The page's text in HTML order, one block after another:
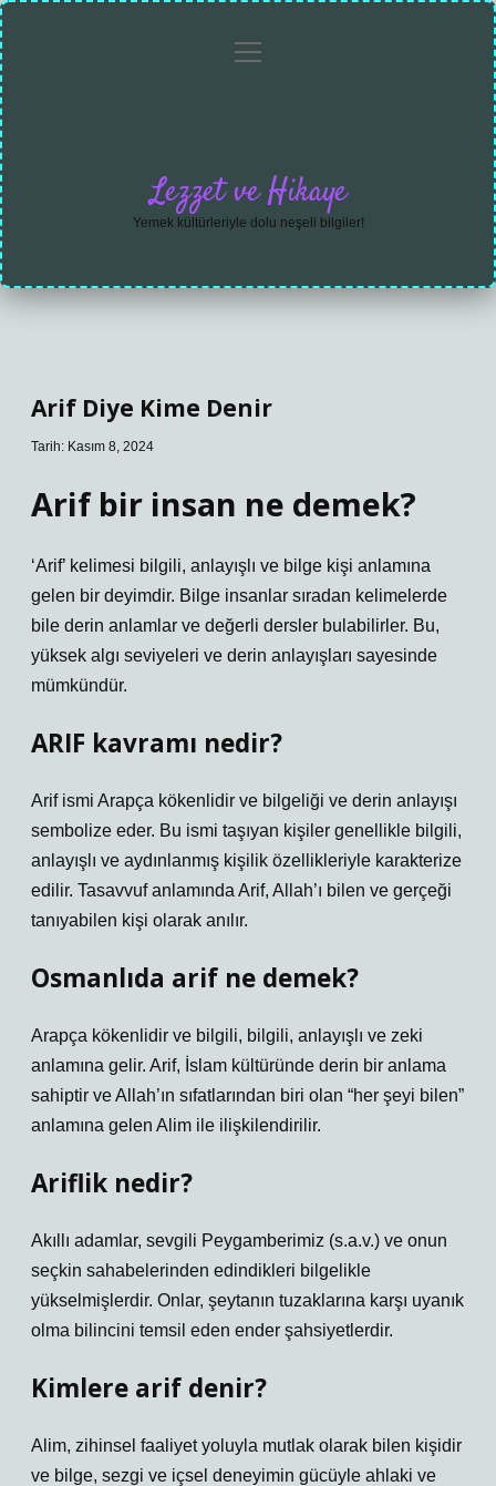
Gizlilikmenüyü
Lezzet ve Hikaye
Yemek kültürleriyle dolu neşeli bilgiler!
Arif Diye Kime Denir
Tarih: Kasım 8, 2024
Arif bir insan ne demek?
‘Arif’ kelimesi bilgili, anlayışlı ve bilge kişi anlamına
gelen bir deyimdir. Bilge insanlar sıradan kelimelerde
bile derin anlamlar ve değerli dersler bulabilirler. Bu,
yüksek algı seviyeleri ve derin anlayışları sayesinde
mümkündür.
ARIF kavramı nedir?
Arif ismi Arapça kökenlidir ve bilgeliği ve derin anlayışı
sembolize eder. Bu ismi taşıyan kişiler genellikle bilgili,
anlayışlı ve aydınlanmış kişilik özellikleriyle karakterize
edilir. Tasavvuf anlamında Arif, Allah’ı bilen ve gerçeği
tanıyabilen kişi olarak anılır.
Osmanlıda arif ne demek?
Arapça kökenlidir ve bilgili, bilgili, anlayışlı ve zeki
anlamına gelir. Arif, İslam kültüründe derin bir anlama
sahiptir ve Allah’ın sıfatlarından biri olan “her şeyi bilen”
anlamına gelen Alim ile ilişkilendirilir.
Ariflik nedir?
Akıllı adamlar, sevgili Peygamberimiz (s.a.v.) ve onun
seçkin sahabelerinden edindikleri bilgelikle
yükselmişlerdir. Onlar, şeytanın tuzaklarına karşı uyanık
olma bilincini temsil eden ender şahsiyetlerdir.
Kimlere arif denir?
Alim, zihinsel faaliyet yoluyla mutlak olarak bilen kişidir
ve bilge, sezgi ve içsel deneyimin gücüyle ahlaki ve